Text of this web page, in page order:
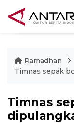
Ramadhan
Timnas sepak
Timnas